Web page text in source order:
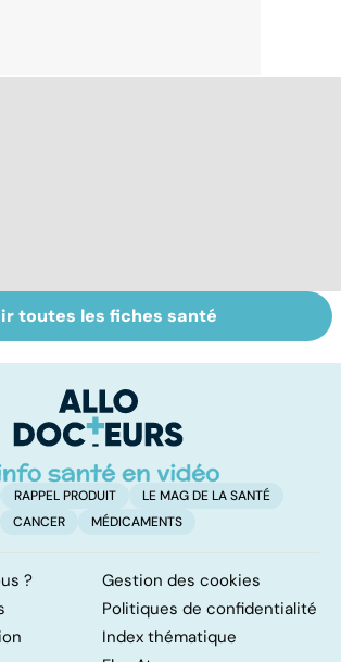
santé
Intestin irritable :
le régime
solution ?
toutes les fiches santé
RAPPEL PRODUIT
LE MAG DE LA SANTÉ
CANCER
MÉDICAMENTS
?
Gestion des cookies
Politiques de confidentialité
Index thématique